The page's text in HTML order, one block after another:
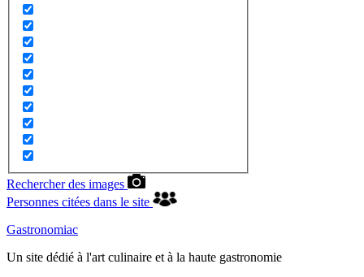
Rechercher des images
Personnes citées dans le site
Gastronomiac
Un site dédié à l'art culinaire et à la haute gastronomie